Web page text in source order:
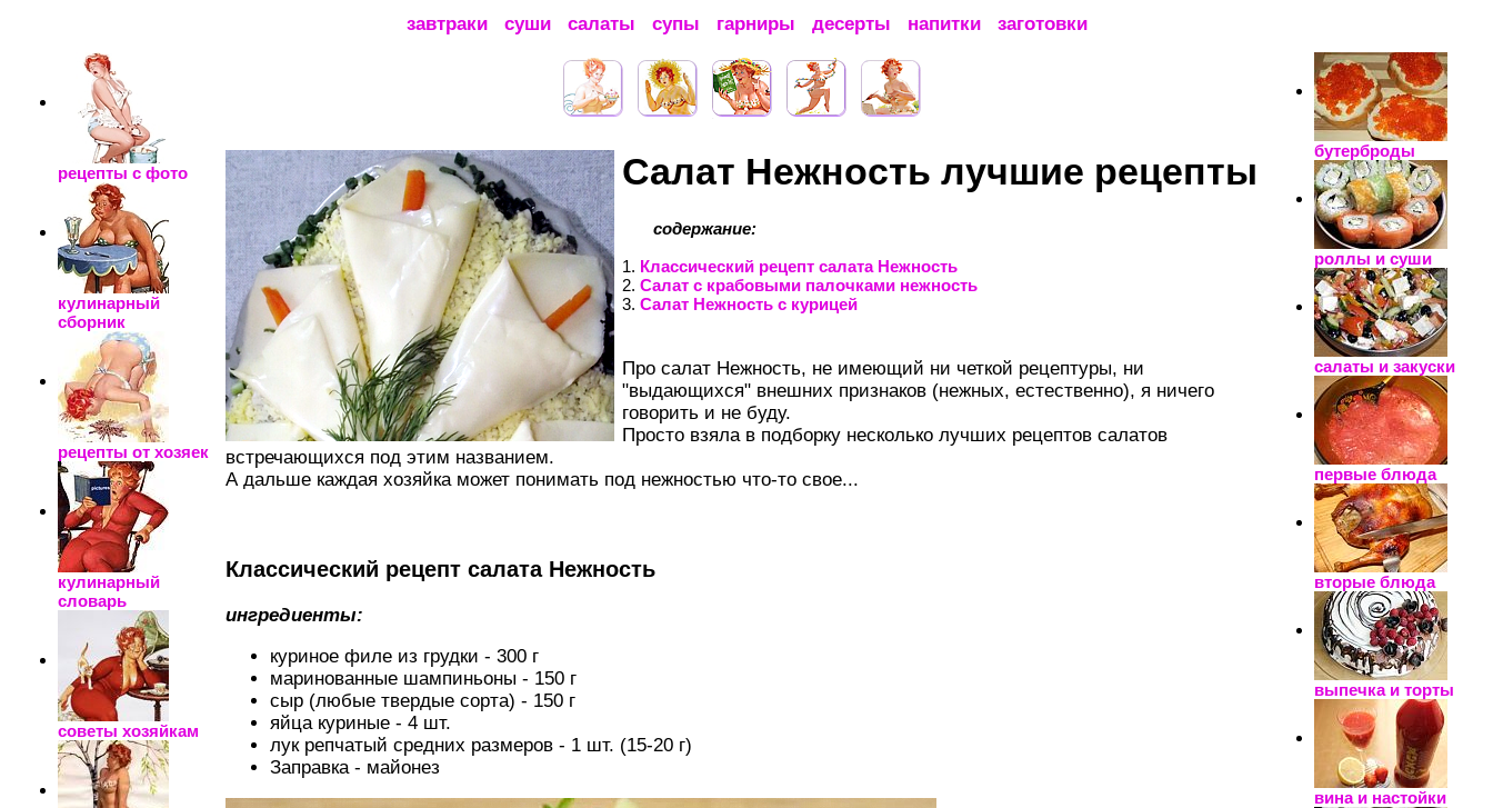
рецепты с фото
кулинарный
сборник
рецепты от хозяек
кулинарный
словарь
советы хозяйкам
завтраки суши салаты супы гарниры десерты напитки заготовки
Салат Нежность лучшие рецепты
содержание:
1. Классический рецепт салата Нежность
2. Салат с крабовыми палочками нежность
3. Салат Нежность с курицей
Про салат Нежность, не имеющий ни четкой рецептуры, ни
"выдающихся" внешних признаков (нежных, естественно), я ничего
говорить и не буду.
Просто взяла в подборку несколько лучших рецептов салатов
встречающихся под этим названием.
А дальше каждая хозяйка может понимать под нежностью что-то свое...
Классический рецепт салата Нежность
ингредиенты:
куриное филе из грудки - 300 г
маринованные шампиньоны - 150 г
сыр (любые твердые сорта) - 150 г
яйца куриные - 4 шт.
лук репчатый средних размеров - 1 шт. (15-20 г)
Заправка - майонез
бутерброды
роллы и суши
салаты и закуски
первые блюда
вторые блюда
выпечка и торты
вина и настойки